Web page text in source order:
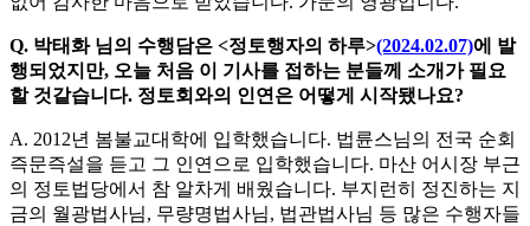
Q. 박태화 님의 수행담은 <정토행자의 하루>(2024.02.07)에 발
행되었지만, 오늘 처음 이 기사를 접하는 분들께 소개가 필요
할 것같습니다. 정토회와의 인연은 어떻게 시작됐나요?
A. 2012년 봄불교대학에 입학했습니다. 법륜스님의 전국 순회
즉문즉설을 듣고 그 인연으로 입학했습니다. 마산 어시장 부근
의 정토법당에서 참 알차게 배웠습니다. 부지런히 정진하는 지
금의 월광법사님, 무량명법사님, 법관법사님 등 많은 수행자들